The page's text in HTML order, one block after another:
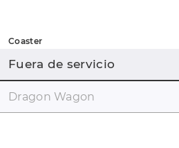
Coaster
Fuera de servicio
Dragon Wagon